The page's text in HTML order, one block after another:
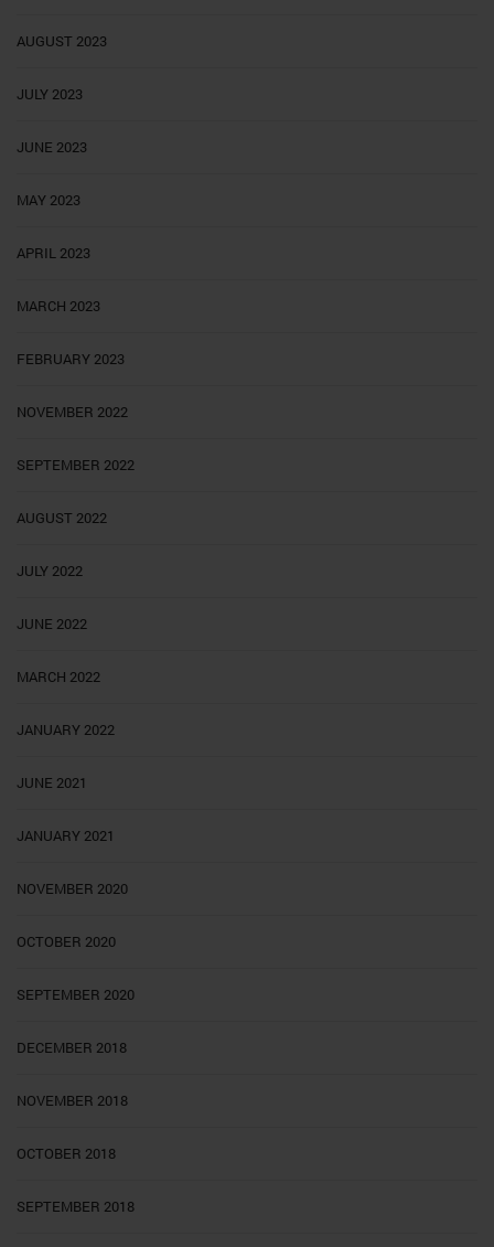
AUGUST 2023
JULY 2023
JUNE 2023
MAY 2023
APRIL 2023
MARCH 2023
FEBRUARY 2023
NOVEMBER 2022
SEPTEMBER 2022
AUGUST 2022
JULY 2022
JUNE 2022
MARCH 2022
JANUARY 2022
JUNE 2021
JANUARY 2021
NOVEMBER 2020
OCTOBER 2020
SEPTEMBER 2020
DECEMBER 2018
NOVEMBER 2018
OCTOBER 2018
SEPTEMBER 2018